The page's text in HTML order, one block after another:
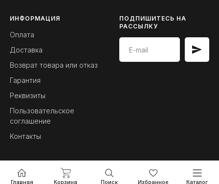
Главная Корзина Поиск Избранное Каталог
ИНФОРМАЦИЯ
Оплата
Доставка
Возврат товара или отказ
Гарантия
Реквизиты
Пользовательское
соглашение
Контакты
ПОДПИШИТЕСЬ НА
РАССЫЛКУ